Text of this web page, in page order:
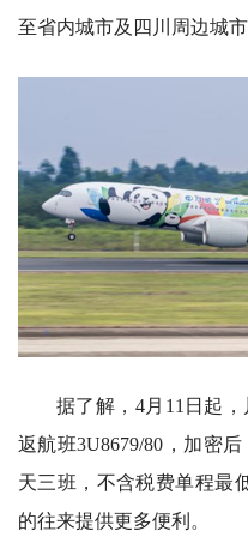
至省内城市及四川周边城市
据了解，4月11日起
返航班3U8679/80，加密
天三班，不含税费单程最
的往来提供更多便利。